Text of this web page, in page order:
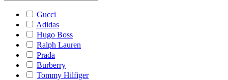
Gucci
Adidas
Hugo Boss
Ralph Lauren
Prada
Burberry
Tommy Hilfiger